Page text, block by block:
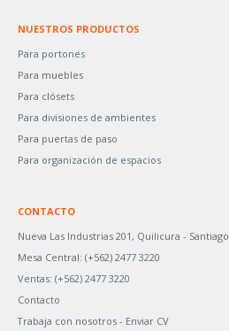
NUESTROS PRODUCTOS
Para portones
Para muebles
Para clósets
Para divisiones de ambientes
Para puertas de paso
Para organización de espacios
CONTACTO
Nueva Las Industrias 201, Quilicura - Santiago
Mesa Central: (+562) 2477 3220
Ventas: (+562) 2477 3220
Contacto
Trabaja con nosotros - Enviar CV